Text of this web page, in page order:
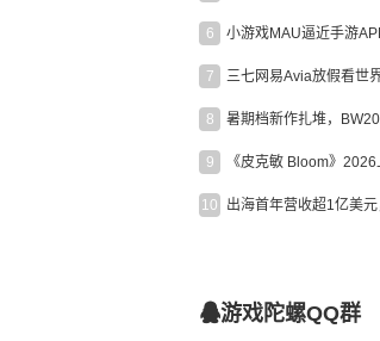
6 小游戏MAU逼近手游
7
8
9
10
游戏陀螺QQ群